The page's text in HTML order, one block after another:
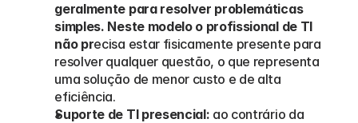
geralmente para resolver problemáticas
simples. Neste modelo o profissional de TI
não precisa estar fisicamente presente para
resolver qualquer questão, o que representa
uma solução de menor custo e de alta
eficiência.
Suporte de TI presencial: ao contrário da